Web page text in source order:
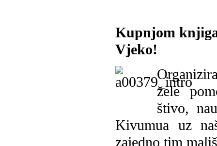
Kupnjom
Vjeko!
žele
štivo,
Kivumua uz
zajedno tim